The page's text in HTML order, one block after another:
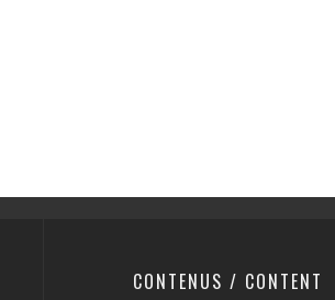
CONTENUS / CONTENT